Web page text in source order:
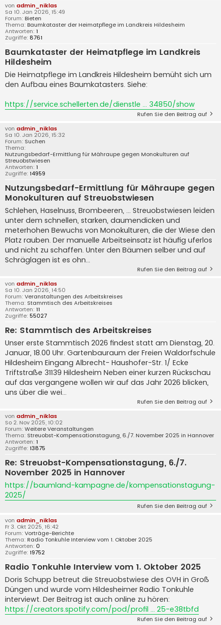
von admin_niklas
Sa 10. Jan 2026, 15:49
Forum: Bieten
Thema: Baumkataster der Heimatpflege im Landkreis Hildesheim
Antworten: 1
Zugriffe: 8761
Baumkataster der Heimatpflege im Landkreis
Hildesheim
Die Heimatpflege im Landkreis Hildesheim bemüht sich um
den Aufbau eines Baumkatasters. Siehe:
https://service.schellerten.de/dienstle ... 34850/show
Rufen Sie den Beitrag auf
von admin_niklas
Sa 10. Jan 2026, 15:32
Forum: Suchen
Thema:
Nutzungsbedarf-Ermittlung für Mähraupe gegen Monokulturen auf
Streuobstwiesen
Antworten: 1
Zugriffe: 14959
Nutzungsbedarf-Ermittlung für Mähraupe gegen
Monokulturen auf Streuobstwiesen
Schlehen, Haselnuss, Brombeeren, ... Streuobstwiesen leiden
unter dem schnellen, starken, daumendicken und
meterhohen Bewuchs von Monokulturen, die der Wiese den
Platz rauben. Der manuelle Arbeitseinsatz ist häufig uferlos
und nicht zu schaffen. Unter den Bäumen selber und auf
Schräglagen ist es ohn...
Rufen Sie den Beitrag auf
von admin_niklas
Sa 10. Jan 2026, 14:50
Forum: Veranstaltungen des Arbeitskreises
Thema: Stammtisch des Arbeitskreises
Antworten: 11
Zugriffe: 55027
Re: Stammtisch des Arbeitskreises
Unser erste Stammtisch 2026 findest statt am Dienstag, 20.
Januar, 18.00 Uhr. Gartenbauraum der Freien Waldorfschule
Hildesheim Eingang Albrecht- Haushofer-Str. 1/ Ecke
Triftstraße 31139 Hildesheim Neben einer kurzen Rückschau
auf das vergangene wollen wir auf das Jahr 2026 blicken,
uns über die wei...
Rufen Sie den Beitrag auf
von admin_niklas
So 2. Nov 2025, 10:02
Forum: Weitere Veranstaltungen
Thema: Streuobst-Kompensationstagung, 6./7. November 2025 in Hannover
Antworten: 1
Zugriffe: 13875
Re: Streuobst-Kompensationstagung, 6./7.
November 2025 in Hannover
https://baumland-kampagne.de/kompensationstagung-
2025/
Rufen Sie den Beitrag auf
von admin_niklas
Fr 3. Okt 2025, 16:42
Forum: Vorträge-Berichte
Thema: Radio Tonkuhle Interview vom 1. Oktober 2025
Antworten: 0
Zugriffe: 19752
Radio Tonkuhle Interview vom 1. Oktober 2025
Doris Schupp betreut die Streuobstwiese des OVH in Groß
Düngen und wurde vom Hildesheimer Radio Tonkuhle
interviewt. Der Beitrag ist auch online zu hören:
https://creators.spotify.com/pod/profil ... 25-e38tbfd
Rufen Sie den Beitrag auf